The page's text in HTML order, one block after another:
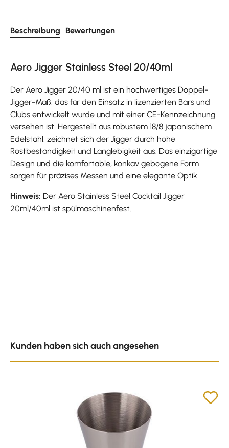
Beschreibung Bewertungen
Aero Jigger Stainless Steel 20/40ml
Der Aero Jigger 20/40 ml ist ein hochwertiges Doppel-
Jigger-Maß, das für den Einsatz in lizenzierten Bars und
Clubs entwickelt wurde und mit einer CE-Kennzeichnung
versehen ist. Hergestellt aus robustem 18/8 japanischem
Edelstahl, zeichnet sich der Jigger durch hohe
Rostbeständigkeit und Langlebigkeit aus. Das einzigartige
Design und die komfortable, konkav gebogene Form
sorgen für präzises Messen und eine elegante Optik.
Hinweis: Der Aero Stainless Steel Cocktail Jigger
20ml/40ml ist spülmaschinenfest.
Kunden haben sich auch angesehen